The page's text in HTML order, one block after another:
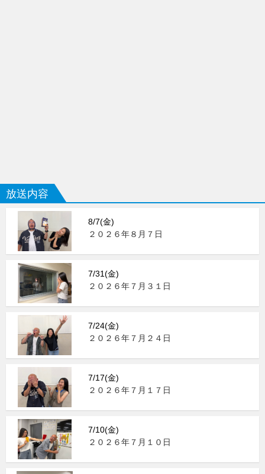
放送内容
8/7(金)
２０２６年８月７日
7/31(金)
２０２６年７月３１日
7/24(金)
２０２６年７月２４日
7/17(金)
２０２６年７月１７日
7/10(金)
２０２６年７月１０日